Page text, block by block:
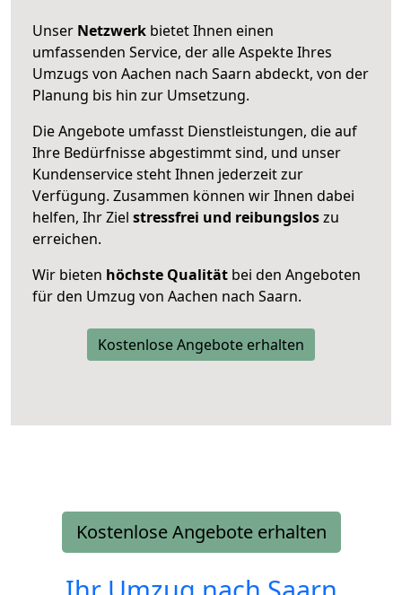
Unser Netzwerk bietet Ihnen einen
umfassenden Service, der alle Aspekte Ihres
Umzugs von Aachen nach Saarn abdeckt, von der
Planung bis hin zur Umsetzung.
Die Angebote umfasst Dienstleistungen, die auf
Ihre Bedürfnisse abgestimmt sind, und unser
Kundenservice steht Ihnen jederzeit zur
Verfügung. Zusammen können wir Ihnen dabei
helfen, Ihr Ziel stressfrei und reibungsloszu
erreichen.
Wir bieten höchste Qualität bei den Angeboten
für den Umzug von Aachen nach Saarn.
Kostenlose Angebote erhalten
Kostenlose Angebote erhalten